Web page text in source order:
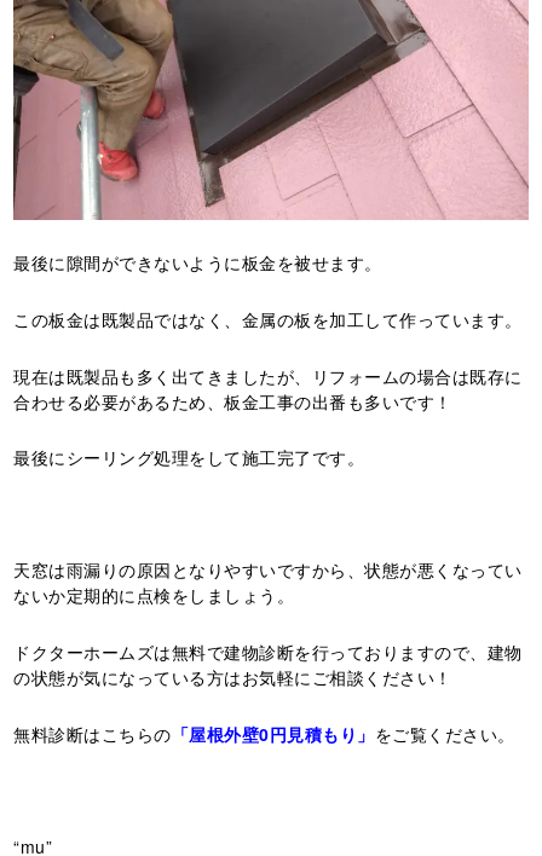
最後に隙間ができないように板金を被せます。
この板金は既製品ではなく、金属の板を加工して作っています。
現在は既製品も多く出てきましたが、リフォームの場合は既存に
合わせる必要があるため、板金工事の出番も多いです！
最後にシーリング処理をして施工完了です。
天窓は雨漏りの原因となりやすいですから、状態が悪くなってい
ないか定期的に点検をしましょう。
ドクターホームズは無料で建物診断を行っておりますので、建物
の状態が気になっている方はお気軽にご相談ください！
無料診断はこちらの 「屋根外壁0円見積もり」 をご覧ください。
“mu”